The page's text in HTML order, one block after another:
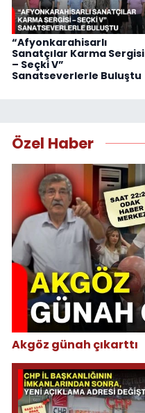
“Afyonkarahisarlı
Sanatçılar Karma Sergisi
– Seçki V”
Sanatseverlerle Buluştu
Özel Haber
Akgöz günah çıkarttı